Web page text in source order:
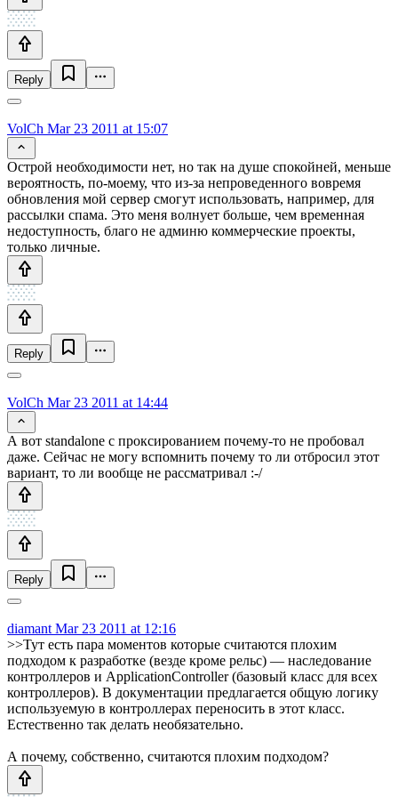
Reply
VolCh Mar 23 2011 at 15:07
Острой необходимости нет, но так на душе спокойней, меньше
вероятность, по-моему, что из-за непроведенного вовремя
обновления мой сервер смогут использовать, например, для
рассылки спама. Это меня волнует больше, чем временная
недоступность, благо не админю коммерческие проекты,
только личные.
Reply
VolCh Mar 23 2011 at 14:44
А вот standalone с проксированием почему-то не пробовал
даже. Сейчас не могу вспомнить почему то ли отбросил этот
вариант, то ли вообще не рассматривал :-/
Reply
diamant Mar 23 2011 at 12:16
>>Тут есть пара моментов которые считаются плохим
подходом к разработке (везде кроме рельс) — наследование
контроллеров и ApplicationController (базовый класс для всех
контроллеров). В документации предлагается общую логику
используемую в контроллерах переносить в этот класс.
Естественно так делать необязательно.
А почему, собственно, считаются плохим подходом?